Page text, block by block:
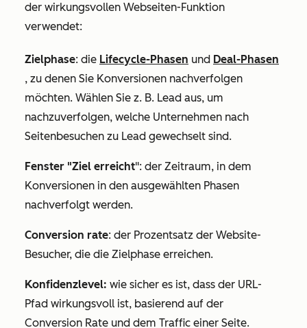
der wirkungsvollen Webseiten-Funktion
verwendet:
Zielphase: die Lifecycle-Phasen und Deal-Phasen
, zu denen Sie Konversionen nachverfolgen
möchten. Wählen Sie z. B. Lead aus, um
nachzuverfolgen, welche Unternehmen nach
Seitenbesuchen zu Lead gewechselt sind.
Fenster "Ziel erreicht": der Zeitraum, in dem
Konversionen in den ausgewählten Phasen
nachverfolgt werden.
Conversion rate: der Prozentsatz der Website-
Besucher, die die Zielphase erreichen.
Konfidenzlevel: wie sicher es ist, dass der URL-
Pfad wirkungsvoll ist, basierend auf der
Conversion Rate und dem Traffic einer Seite.